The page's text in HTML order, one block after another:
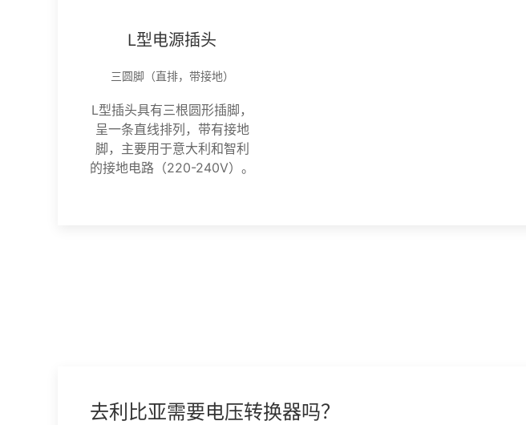
L型电源插头
三圆脚（直排，带接地）
L型插头具有三根圆形插脚，
呈一条直线排列，带有接地
脚，主要用于意大利和智利
的接地电路（220-240V）。
去利比亚需要电压转换器吗？